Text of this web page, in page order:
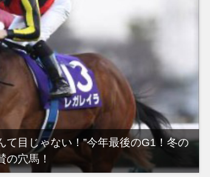
て目じゃない！”今年最後のG1！冬の
穴馬！